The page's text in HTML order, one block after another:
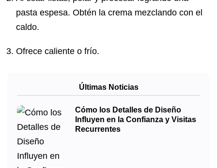
pasta espesa. Obtén la crema mezclando con el
caldo.
Ofrece caliente o frío.
Últimas Noticias
Cómo los Detalles de Diseño
Influyen en la Confianza y Visitas
Recurrentes